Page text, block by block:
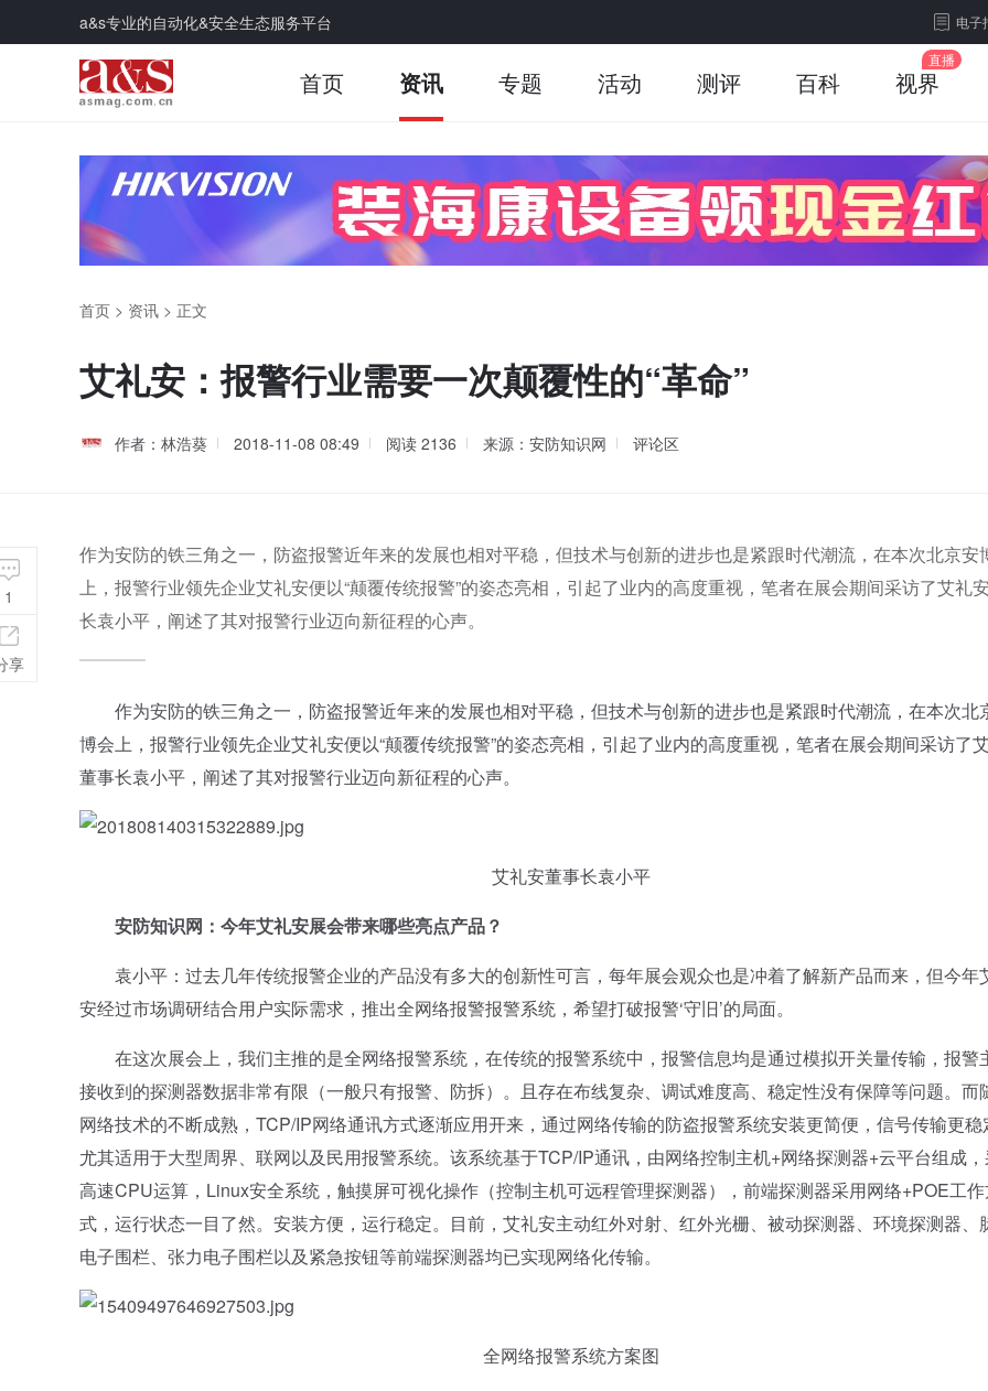
a&s专业的自动化&安全生态服务平台 电子
首页 资讯 专题 活动 测评 百科 视界
首页 > 资讯 > 正文
艾礼安：报警行业需要一次颠覆性的“革命”
作者：林浩葵 2018-11-08 08:49 阅读 2136 来源：安防知识网 评论区
作为安防的铁三角之一，防盗报警近年来的发展也相对平稳，但技术与创新的进步也是紧跟时代潮流，在本次北京安
上，报警行业领先企业艾礼安便以“颠覆传统报警”的姿态亮相，引起了业内的高度重视，笔者在展会期间采访了艾礼
长袁小平，阐述了其对报警行业迈向新征程的心声。
作为安防的铁三角之一，防盗报警近年来的发展也相对平稳，但技术与创新的进步也是紧跟时代潮流，在本次北
博会上，报警行业领先企业艾礼安便以“颠覆传统报警”的姿态亮相，引起了业内的高度重视，笔者在展会期间采访了
董事长袁小平，阐述了其对报警行业迈向新征程的心声。
艾礼安董事长袁小平
安防知识网：今年艾礼安展会带来哪些亮点产品？
袁小平：过去几年传统报警企业的产品没有多大的创新性可言，每年展会观众也是冲着了解新产品而来，但今年
安经过市场调研结合用户实际需求，推出全网络报警报警系统，希望打破报警‘守旧’的局面。
在这次展会上，我们主推的是全网络报警系统，在传统的报警系统中，报警信息均是通过模拟开关量传输，报警
接收到的探测器数据非常有限（一般只有报警、防拆）。且存在布线复杂、调试难度高、稳定性没有保障等问题。而
网络技术的不断成熟，TCP/IP网络通讯方式逐渐应用开来，通过网络传输的防盗报警系统安装更简便，信号传输更稳
尤其适用于大型周界、联网以及民用报警系统。该系统基于TCP/IP通讯，由网络控制主机+网络探测器+云平台组成
高速CPU运算，Linux安全系统，触摸屏可视化操作（控制主机可远程管理探测器），前端探测器采用网络+POE工
式，运行状态一目了然。安装方便，运行稳定。目前，艾礼安主动红外对射、红外光栅、被动探测器、环境探测器、
电子围栏、张力电子围栏以及紧急按钮等前端探测器均已实现网络化传输。
全网络报警系统方案图
1
享